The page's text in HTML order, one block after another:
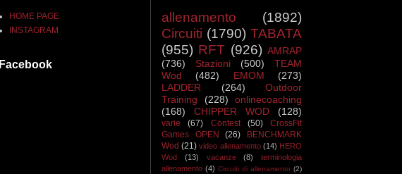
HOME PAGE
INSTAGRAM
Facebook
allenamento
(1892)
Circuiti (1790) TABATA
(955) RFT (926) AMRAP
(736)
Stazioni (500)
TEAM
Wod
(482) EMOM
(273)
LADDER
(264)
Outdoor
Training
(228)
onlinecoaching
(168)
CHIPPER WOD (128)
varie (67) Contest (50)
CrossFit
Games OPEN
(26)
BENCHMARK
Wod (21) video allenamento (14) HERO
Wod
(13) vacanze (8)
terminologia
allenamento (4) Circuiti di allenamento (2)